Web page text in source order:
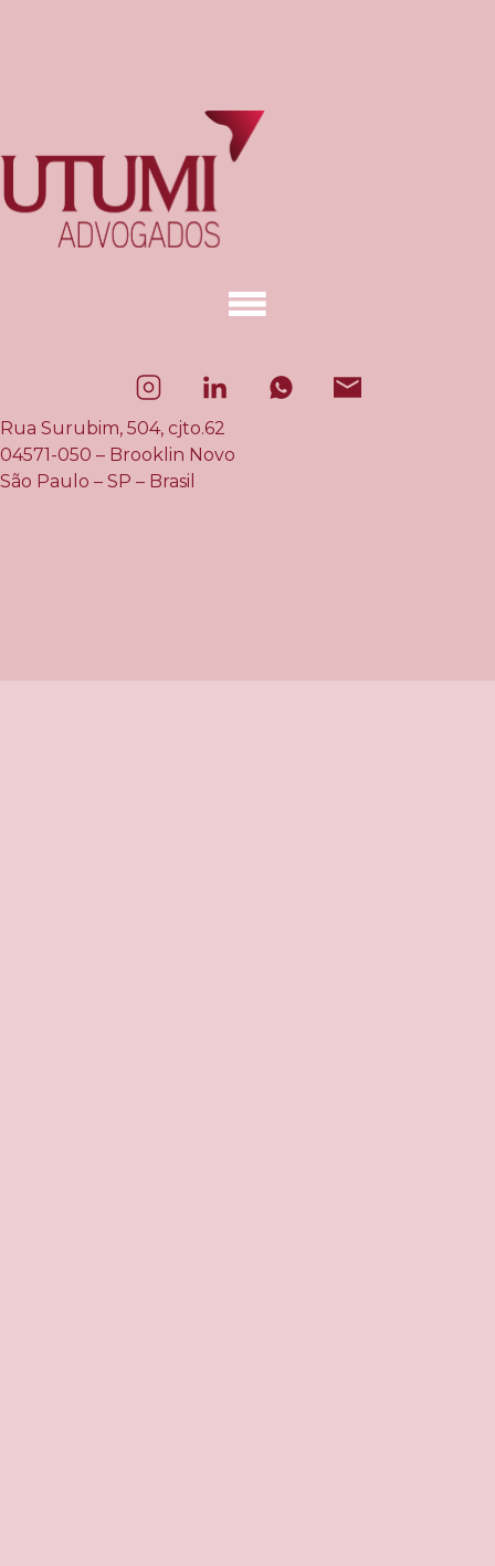
Rua Surubim, 504, cjto.62
04571-050 – Brooklin Novo
São Paulo – SP – Brasil